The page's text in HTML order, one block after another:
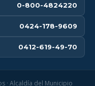
0-800-4824220
0424-178-9609
0412-619-49-70
· Alcaldía del Municipio